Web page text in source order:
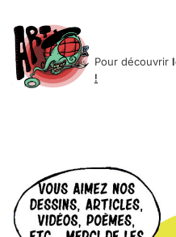
Pour découvrir
!